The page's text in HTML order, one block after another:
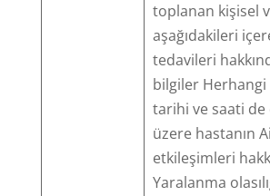
toplanan kişisel
aşağıdakileri
tedavileri
bilgiler
tarihi ve saati
üzere hastanın
etkileşimleri
Yaralanma